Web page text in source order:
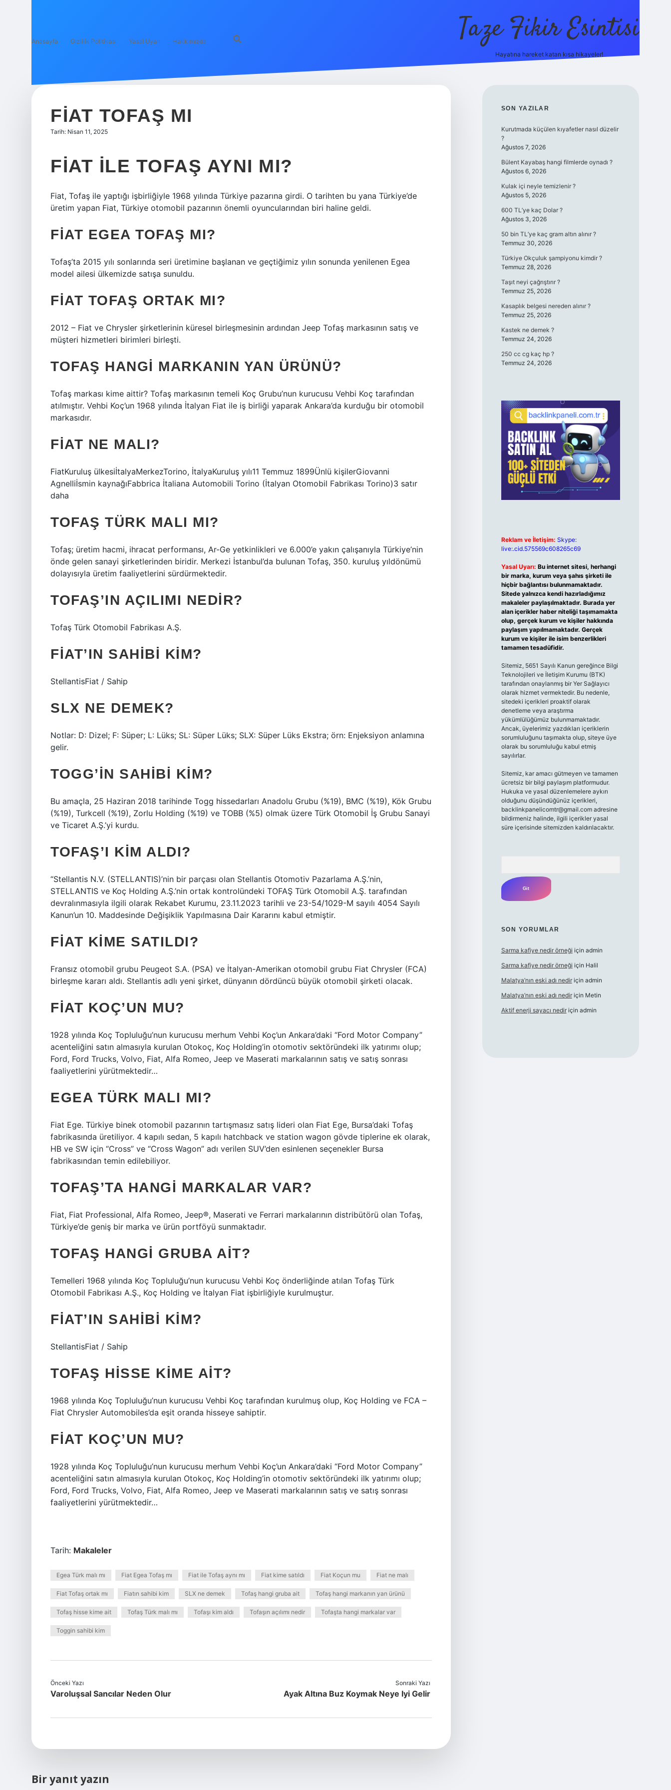
Anasayfa Gizlilik Politikası Yasal Uyarı Hakkımızda Taze Fikir Esintisi
Hayatına hareket katan kısa hikayeler!
FIAT TOFAŞ MI
Tarih: Nisan 11, 2025
FIAT ILE TOFAŞ AYNI MI?
Fiat, Tofaş ile yaptığı işbirliğiyle 1968 yılında Türkiye pazarına girdi. O tarihten bu yana Türkiye’de
üretim yapan Fiat, Türkiye otomobil pazarının önemli oyuncularından biri haline geldi.
FIAT EGEA TOFAŞ MI?
Tofaş’ta 2015 yılı sonlarında seri üretimine başlanan ve geçtiğimiz yılın sonunda yenilenen Egea
model ailesi ülkemizde satışa sunuldu.
FIAT TOFAŞ ORTAK MI?
2012 – Fiat ve Chrysler şirketlerinin küresel birleşmesinin ardından Jeep Tofaş markasının satış ve
müşteri hizmetleri birimleri birleşti.
TOFAŞ HANGI MARKANIN YAN ÜRÜNÜ?
Tofaş markası kime aittir? Tofaş markasının temeli Koç Grubu’nun kurucusu Vehbi Koç tarafından
atılmıştır. Vehbi Koç’un 1968 yılında İtalyan Fiat ile iş birliği yaparak Ankara’da kurduğu bir otomobil
markasıdır.
FIAT NE MALI?
FiatKuruluş ülkesiİtalyaMerkezTorino, İtalyaKuruluş yılı11 Temmuz 1899Ünlü kişilerGiovanni
Agnelliİsmin kaynağıFabbrica İtaliana Automobili Torino (İtalyan Otomobil Fabrikası Torino)3 satır
daha
TOFAŞ TÜRK MALI MI?
Tofaş; üretim hacmi, ihracat performansı, Ar-Ge yetkinlikleri ve 6.000’e yakın çalışanıyla Türkiye’nin
önde gelen sanayi şirketlerinden biridir. Merkezi İstanbul’da bulunan Tofaş, 350. kuruluş yıldönümü
dolayısıyla üretim faaliyetlerini sürdürmektedir.
TOFAŞ’IN AÇILIMI NEDIR?
Tofaş Türk Otomobil Fabrikası A.Ş.
FIAT’IN SAHIBI KIM?
StellantisFiat / Sahip
SLX NE DEMEK?
Notlar: D: Dizel; F: Süper; L: Lüks; SL: Süper Lüks; SLX: Süper Lüks Ekstra; örn: Enjeksiyon anlamına
gelir.
TOGG’IN SAHIBI KIM?
Bu amaçla, 25 Haziran 2018 tarihinde Togg hissedarları Anadolu Grubu (%19), BMC (%19), Kök Grubu
(%19), Turkcell (%19), Zorlu Holding (%19) ve TOBB (%5) olmak üzere Türk Otomobil İş Grubu Sanayi
ve Ticaret A.Ş.’yi kurdu.
TOFAŞ’I KIM ALDI?
“Stellantis N.V. (STELLANTIS)’nin bir parçası olan Stellantis Otomotiv Pazarlama A.Ş.’nin,
STELLANTIS ve Koç Holding A.Ş.’nin ortak kontrolündeki TOFAŞ Türk Otomobil A.Ş. tarafından
devralınmasıyla ilgili olarak Rekabet Kurumu, 23.11.2023 tarihli ve 23-54/1029-M sayılı 4054 Sayılı
Kanun’un 10. Maddesinde Değişiklik Yapılmasına Dair Kararını kabul etmiştir.
FIAT KIME SATILDI?
Fransız otomobil grubu Peugeot S.A. (PSA) ve İtalyan-Amerikan otomobil grubu Fiat Chrysler (FCA)
birleşme kararı aldı. Stellantis adlı yeni şirket, dünyanın dördüncü büyük otomobil şirketi olacak.
FIAT KOÇ’UN MU?
1928 yılında Koç Topluluğu’nun kurucusu merhum Vehbi Koç’un Ankara’daki “Ford Motor Company”
acenteliğini satın almasıyla kurulan Otokoç, Koç Holding’in otomotiv sektöründeki ilk yatırımı olup;
Ford, Ford Trucks, Volvo, Fiat, Alfa Romeo, Jeep ve Maserati markalarının satış ve satış sonrası
faaliyetlerini yürütmektedir…
EGEA TÜRK MALI MI?
Fiat Ege. Türkiye binek otomobil pazarının tartışmasız satış lideri olan Fiat Ege, Bursa’daki Tofaş
fabrikasında üretiliyor. 4 kapılı sedan, 5 kapılı hatchback ve station wagon gövde tiplerine ek olarak,
HB ve SW için “Cross” ve “Cross Wagon” adı verilen SUV’den esinlenen seçenekler Bursa
fabrikasından temin edilebiliyor.
TOFAŞ’TA HANGI MARKALAR VAR?
Fiat, Fiat Professional, Alfa Romeo, Jeep®, Maserati ve Ferrari markalarının distribütörü olan Tofaş,
Türkiye’de geniş bir marka ve ürün portföyü sunmaktadır.
TOFAŞ HANGI GRUBA AIT?
Temelleri 1968 yılında Koç Topluluğu’nun kurucusu Vehbi Koç önderliğinde atılan Tofaş Türk
Otomobil Fabrikası A.Ş., Koç Holding ve İtalyan Fiat işbirliğiyle kurulmuştur.
FIAT’IN SAHIBI KIM?
StellantisFiat / Sahip
TOFAŞ HISSE KIME AIT?
1968 yılında Koç Topluluğu’nun kurucusu Vehbi Koç tarafından kurulmuş olup, Koç Holding ve FCA –
Fiat Chrysler Automobiles’da eşit oranda hisseye sahiptir.
FIAT KOÇ’UN MU?
1928 yılında Koç Topluluğu’nun kurucusu merhum Vehbi Koç’un Ankara’daki “Ford Motor Company”
acenteliğini satın almasıyla kurulan Otokoç, Koç Holding’in otomotiv sektöründeki ilk yatırımı olup;
Ford, Ford Trucks, Volvo, Fiat, Alfa Romeo, Jeep ve Maserati markalarının satış ve satış sonrası
faaliyetlerini yürütmektedir…
Tarih: Makaleler
Egea Türk malı mı Fiat Egea Tofaş mı Fiat ile Tofaş aynı mı Fiat kime satıldı Fiat Koçun mu Fiat ne malı
Fiat Tofaş ortak mı Fiatın sahibi kim SLX ne demek Tofaş hangi gruba ait Tofaş hangi markanın yan ürünü
Tofaş hisse kime ait Tofaş Türk malı mı Tofaşı kim aldı Tofaşın açılımı nedir Tofaşta hangi markalar var
Toggin sahibi kim
Önceki Yazı
Varoluşsal Sancılar Neden Olur
Sonraki Yazı
Ayak Altına Buz Koymak Neye Iyi Gelir
Bir yanıt yazın
SIDEBAR
SON YAZILAR
Kurutmada küçülen kıyafetler nasıl düzelir
?
Ağustos 7, 2026
Bülent Kayabaş hangi filmlerde oynadı ?
Ağustos 6, 2026
Kulak içi neyle temizlenir ?
Ağustos 5, 2026
600 TL’ye kaç Dolar ?
Ağustos 3, 2026
50 bin TL’ye kaç gram altın alınır ?
Temmuz 30, 2026
Türkiye Okçuluk şampiyonu kimdir ?
Temmuz 28, 2026
Taşıt neyi çağrıştırır ?
Temmuz 25, 2026
Kasaplık belgesi nereden alınır ?
Temmuz 25, 2026
Kastek ne demek ?
Temmuz 24, 2026
250 cc cg kaç hp ?
Temmuz 24, 2026
Reklam ve İletişim: Skype:
live:.cid.575569c608265c69
Yasal Uyarı: Bu internet sitesi, herhangi
bir marka, kurum veya şahıs şirketi ile
hiçbir bağlantısı bulunmamaktadır.
Sitede yalnızca kendi hazırladığımız
makaleler paylaşılmaktadır. Burada yer
alan içerikler haber niteliği taşımamakta
olup, gerçek kurum ve kişiler hakkında
paylaşım yapılmamaktadır. Gerçek
kurum ve kişiler ile isim benzerlikleri
tamamen tesadüfidir.
Sitemiz, 5651 Sayılı Kanun gereğince Bilgi
Teknolojileri ve İletişim Kurumu (BTK)
tarafından onaylanmış bir Yer Sağlayıcı
olarak hizmet vermektedir. Bu nedenle,
sitedeki içerikleri proaktif olarak
denetleme veya araştırma
yükümlülüğümüz bulunmamaktadır.
Ancak, üyelerimiz yazdıkları içeriklerin
sorumluluğunu taşımakta olup, siteye üye
olarak bu sorumluluğu kabul etmiş
sayılırlar.
Sitemiz, kar amacı gütmeyen ve tamamen
ücretsiz bir bilgi paylaşım platformudur.
Hukuka ve yasal düzenlemelere aykırı
olduğunu düşündüğünüz içerikleri,
backlinkpanelicomtr@gmail.comadresine
bildirmeniz halinde, ilgili içerikler yasal
süre içerisinde sitemizden kaldırılacaktır.
SON YORUMLAR
Sarma kafiye nedir örneği için admin
Sarma kafiye nedir örneği için Halil
Malatya’nın eski adı nediriçin admin
Malatya’nın eski adı nediriçin Metin
Aktif enerji sayacı nediriçin admin